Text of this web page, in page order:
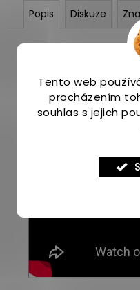
Tento web
procházením
souhlas s jejich
Popis Diskuze